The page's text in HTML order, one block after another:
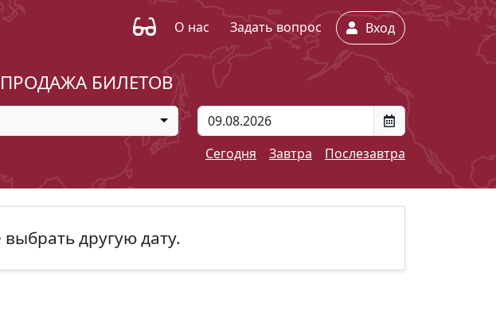
О нас Задать вопрос Вход
БИЛЕТОВ
Сегодня
Завтра Послезавтра
другую дату.